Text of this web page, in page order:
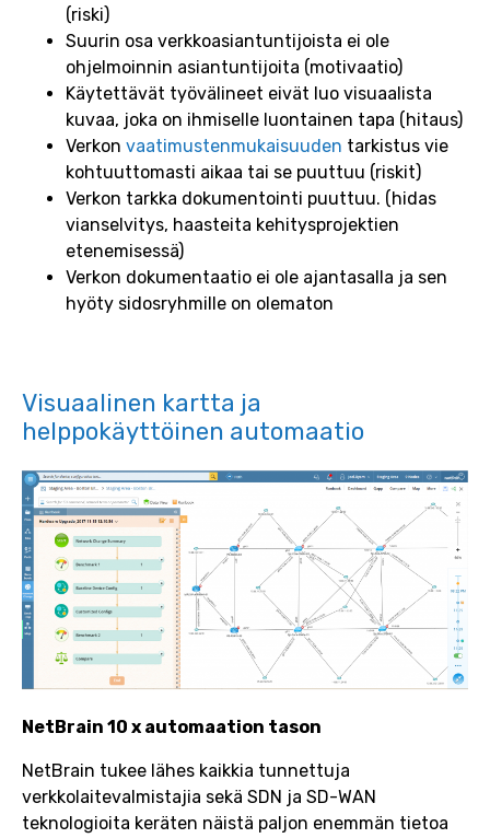
(riski)
Suurin osa verkkoasiantuntijoista ei ole
ohjelmoinnin asiantuntijoita (motivaatio)
Käytettävät työvälineet eivät luo visuaalista
kuvaa, joka on ihmiselle luontainen tapa (hitaus)
Verkon vaatimustenmukaisuuden tarkistus vie
kohtuuttomasti aikaa tai se puuttuu (riskit)
Verkon tarkka dokumentointi puuttuu. (hidas
vianselvitys, haasteita kehitysprojektien
etenemisessä)
Verkon dokumentaatio ei ole ajantasalla ja sen
hyöty sidosryhmille on olematon
Visuaalinen kartta ja
helppokäyttöinen automaatio
NetBrain 10 x automaation tason
NetBrain tukee lähes kaikkia tunnettuja
verkkolaitevalmistajia sekä SDN ja SD-WAN
teknologioita keräten näistä paljon enemmän tietoa